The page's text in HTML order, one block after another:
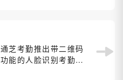
通芝考勤推出带二维码
功能的人脸识别考勤门